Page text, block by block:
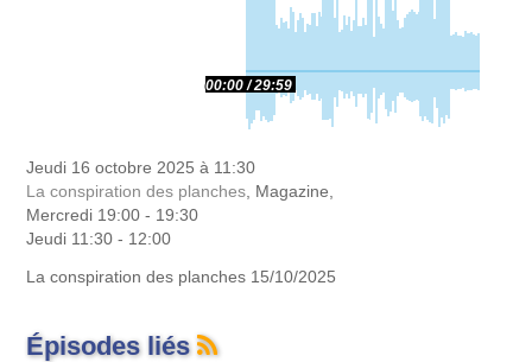
00:00 29:59
Jeudi 16 octobre 2025 à 11:30
La conspiration des planches, Magazine,
Mercredi 19:00 - 19:30
Jeudi 11:30 - 12:00
La conspiration des planches 15/10/2025
Épisodes liés